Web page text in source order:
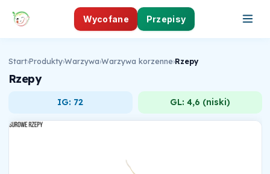
Wycofane Przepisy
Start›Produkty›Warzywa›Warzywa korzenne›Rzepy
Rzepy
IG: 72 GL: 4,6 (niski)